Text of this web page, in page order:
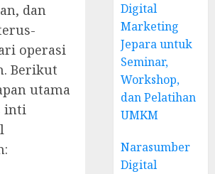
dan
operasi
Berikut
utama
inti
Digital
Marketing
Jepara untuk
Seminar,
Workshop,
dan Pelatihan
UMKM
Narasumber
Digital